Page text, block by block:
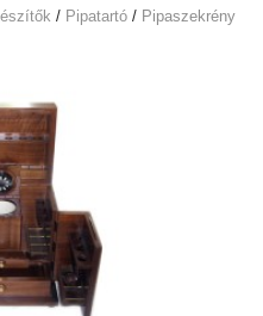
Pipatartó Pipaszekrény